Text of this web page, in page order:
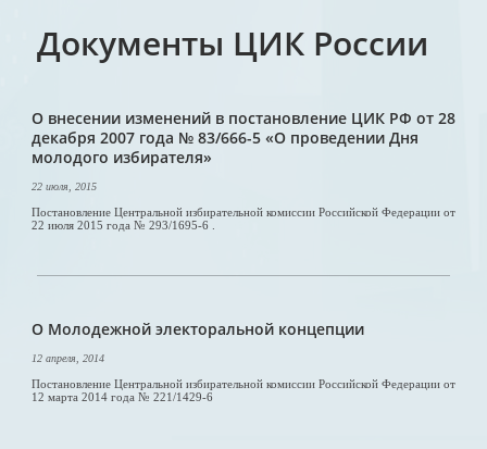
Документы ЦИК России
О внесении изменений в постановление ЦИК РФ от 28
декабря 2007 года № 83/666-5 «О проведении Дня
молодого избирателя»
22 июля, 2015
Постановление Центральной избирательной комиссии Российской Федерации от
22 июля 2015 года № 293/1695-6 .
О Молодежной электоральной концепции
12 апреля, 2014
Постановление Центральной избирательной комиссии Российской Федерации от
12 марта 2014 года № 221/1429-6